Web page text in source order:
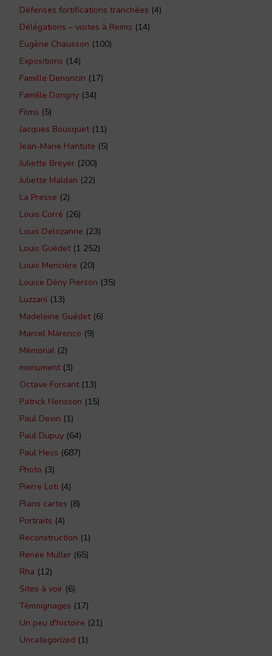
Défenses fortifications tranchées (4)
Délégations – visites à Reims (14)
Eugène Chausson (100)
Expositions (14)
Famille Denoncin (17)
Famille Dorigny (34)
Films (5)
Jacques Bousquet(11)
Jean-Marie Hantute (5)
Juliette Breyer (200)
Juliette Maldan (22)
La Presse (2)
Louis Corré (26)
Louis Delozanne (23)
Louis Guédet(1 252)
Louis Mencière (20)
Louise Dény Pierson (35)
Luzzani (13)
Madeleine Guédet(6)
Marcel Marenco (9)
Mémorial (2)
monument(3)
Octave Forsant(13)
Patrick Nerisson (15)
Paul Devin (1)
Paul Dupuy (64)
Paul Hess (687)
Photo (3)
Pierre Loti (4)
Plans cartes (8)
Portraits (4)
Reconstruction (1)
Renée Muller (65)
Rha (12)
Sites à voir (6)
Témoignages (17)
Un peu d'histoire (21)
Uncategorized (1)